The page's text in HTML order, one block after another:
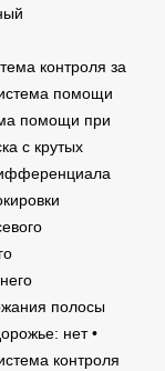
контроля за
помощи
помощи при
с крутых
полосы
нет •
контроля